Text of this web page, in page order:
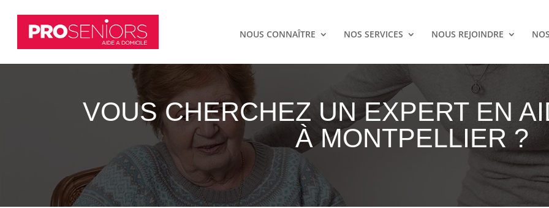
NOUS CONNAÎTRE NOS SERVICES NOUS REJOINDRE
VOUS CHERCHEZ UN EXPERT EN
À MONTPELLIER ?